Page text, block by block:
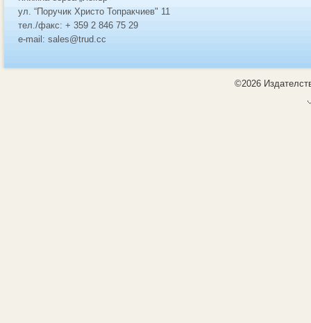
ул. “Поручик Христо Топракчиев" 11
тел./факс: + 359 2 846 75 29
e-mail: sales@trud.cc
©2026